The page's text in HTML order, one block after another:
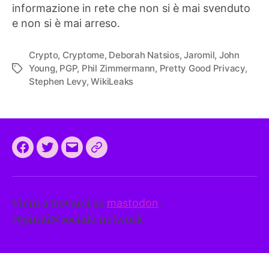
informazione in rete che non si è mai svenduto
e non si è mai arreso.
Tag
Crypto, Cryptome, Deborah Natsios,Jaromil, John
Young, PGP, Phil Zimmermann, Pretty Good Privacy,
Stephen Levy,WikiLeaks
Facebook
TwitterEmailCEEP
programma
comune
Vieni a trovarci su mastodon:
@pirati@sociale.network